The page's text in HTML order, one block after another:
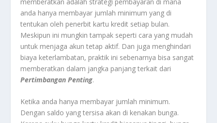
anda hanya membayar jumlah minimum yang di
tentukan oleh penerbit kartu kredit setiap bulan.
Meskipun ini mungkin tampak seperti cara yang mudah
untuk menjaga akun tetap aktif. Dan juga menghindari
biaya keterlambatan, praktik ini sebenarnya bisa sangat
memberatkan dalam jangka panjang terkait dari
Pertimbangan Penting.
Ketika anda hanya membayar jumlah minimum.
Dengan saldo yang tersisa akan di kenakan bunga.